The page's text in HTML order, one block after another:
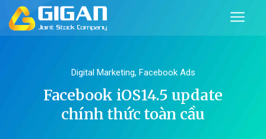
Digital Marketing, Facebook Ads
Facebook iOS14.5 update
chính thức toàn cầu